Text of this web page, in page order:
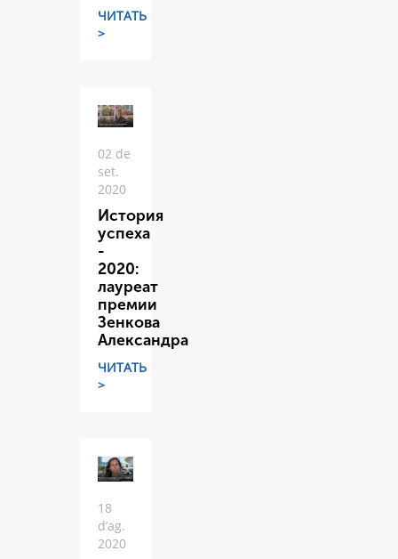
ЧИТАТЬ
>
02 de
set.
2020
История
успеха
-
2020:
лауреат
премии
Зенкова
Александра
ЧИТАТЬ
>
18
d’ag.
2020